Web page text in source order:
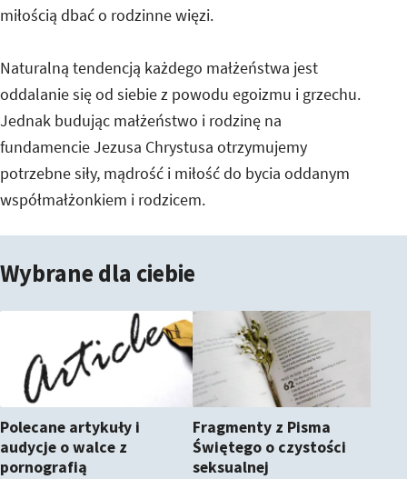
miłością dbać o rodzinne więzi.
Naturalną tendencją każdego małżeństwa jest
oddalanie się od siebie z powodu egoizmu i grzechu.
Jednak budując małżeństwo i rodzinę na
fundamencie Jezusa Chrystusa otrzymujemy
potrzebne siły, mądrość i miłość do bycia oddanym
współmałżonkiem i rodzicem.
Wybrane dla ciebie
Polecane artykuły i
audycje o walce z
pornografią
Fragmenty z Pisma
Świętego o czystości
seksualnej